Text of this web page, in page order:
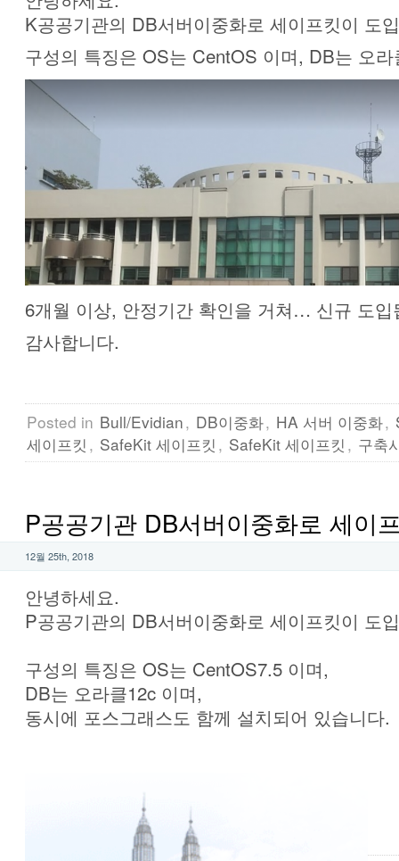
K공공기관의 DB서버이중화로 세이프킷이 도
구성의 특징은 OS는 CentOS 이며, DB는 오
6개월 이상, 안정기간 확인을 거쳐… 신규 도입
감사합니다.
Posted in Bull/Evidian, DB이중화, HA 서버 이중화,
세이프킷 , SafeKit 세이프킷 , SafeKit 세이프킷 , 구축
P공공기관 DB서버이중화로 세이
12월 25th, 2018
안녕하세요.
P공공기관의 DB서버이중화로 세이프킷이 도
구성의 특징은 OS는 CentOS7.5 이며,
DB는 오라클12c 이며,
동시에 포스그래스도 함께 설치되어 있습니다.